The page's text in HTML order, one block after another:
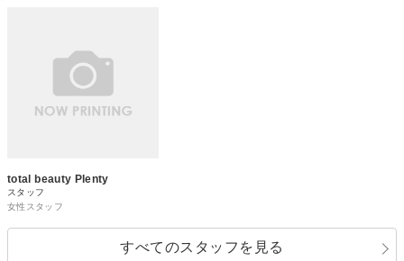
total beauty Plenty
スタッフ
女性スタッフ
すべてのスタッフを見る